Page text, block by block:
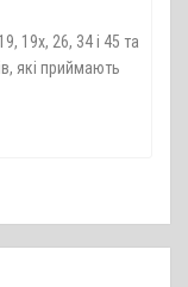
19x, 26, 34 і 45 та
які приймають